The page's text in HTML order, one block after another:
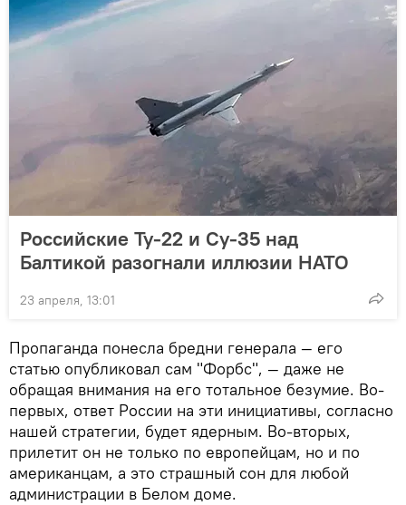
Российские Ту-22 и Су-35 над
Балтикой разогнали иллюзии НАТО
23 апреля, 13:01
Пропаганда понесла бредни генерала — его
статью опубликовал сам "Форбс", — даже не
обращая внимания на его тотальное безумие. Во-
первых, ответ России на эти инициативы, согласно
нашей стратегии, будет ядерным. Во-вторых,
прилетит он не только по европейцам, но и по
американцам, а это страшный сон для любой
администрации в Белом доме.